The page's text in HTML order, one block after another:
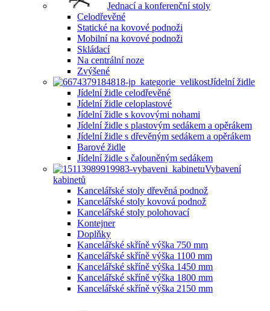
Jednací a konferenční stoly
Celodřevěné
Statické na kovové podnoži
Mobilní na kovové podnoži
Skládací
Na centrální noze
Zvýšené
Jídelní židle
Jídelní židle celodřevěné
Jídelní židle celoplastové
Jídelní židle s kovovými nohami
Jídelní židle s plastovým sedákem a opěrákem
Jídelní židle s dřevěným sedákem a opěrákem
Barové židle
Jídelní židle s čalouněným sedákem
Vybavení
kabinetů
Kancelářské stoly dřevěná podnož
Kancelářské stoly kovová podnož
Kancelářské stoly polohovací
Kontejner
Doplňky
Kancelářské skříně výška 750 mm
Kancelářské skříně výška 1100 mm
Kancelářské skříně výška 1450 mm
Kancelářské skříně výška 1800 mm
Kancelářské skříně výška 2150 mm